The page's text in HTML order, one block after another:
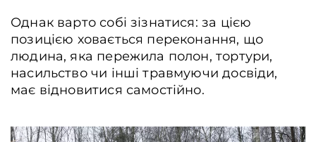
Однак варто собі зізнатися: за цією
позицією ховається переконання, що
людина, яка пережила полон, тортури,
насильство чи інші травмуючи досвіди,
має відновитися самостійно.